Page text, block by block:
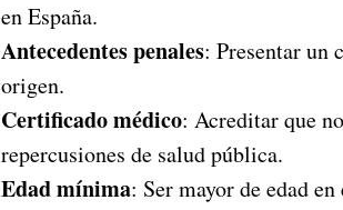
en España.
Antecedentes penales: Presentar un
origen.
Certificado médico: Acreditar que
repercusiones de salud pública.
Edad mínima: Ser mayor de edad